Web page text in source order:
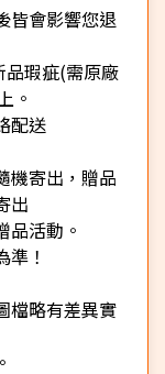
皆會影響您退
瑕疵(需原廠
。
配送
機寄出，贈品
出
活動。
！
檔略有差異實